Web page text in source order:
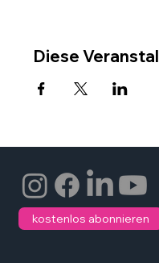
Diese
kostenlos abonnieren